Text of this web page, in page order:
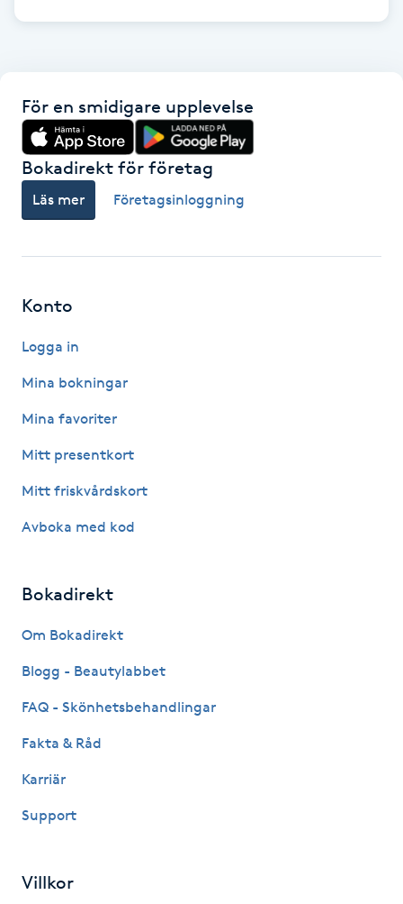
Hot Stone Massage
Hot yoga
Hudföryngring
Huduppstramning
Hudvård
Hyaluronsyra
Hyperhidros
Hypnos
Hårvård
Hälsa
IPL
För en smidigare upplevelse
Bokadirekt för företag
Läs mer Företagsinloggning
Konto
Logga in
Mina bokningar
Mina favoriter
Mitt presentkort
Mitt friskvårdskort
Avboka med kod
Bokadirekt
Om Bokadirekt
Blogg - Beautylabbet
FAQ - Skönhetsbehandlingar
Fakta & Råd
Karriär
Support
Villkor